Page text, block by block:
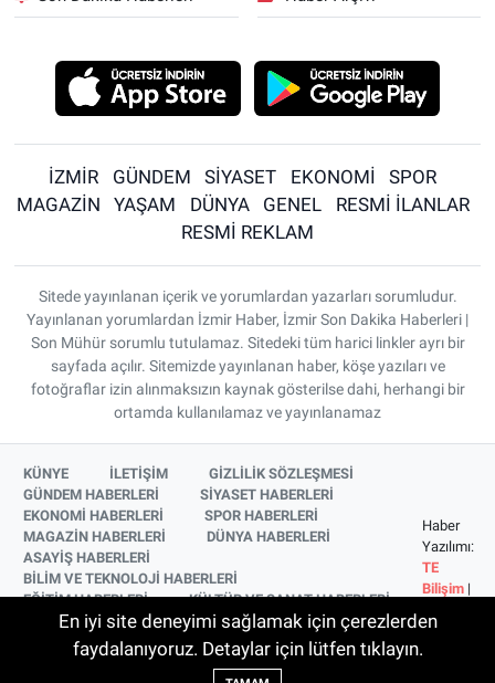
İZMİR GÜNDEM SİYASET EKONOMİ
SPOR
MAGAZİN
YAŞAM DÜNYA GENEL
RESMİ İLANLAR
RESMİ REKLAM
Sitede yayınlanan içerik ve yorumlardan yazarları sorumludur.
Yayınlanan yorumlardan İzmir Haber, İzmir Son Dakika Haberleri |
Son Mühür sorumlu tutulamaz. Sitedeki tüm harici linkler ayrı bir
sayfada açılır. Sitemizde yayınlanan haber, köşe yazıları ve
fotoğraflar izin alınmaksızın kaynak gösterilse dahi, herhangi bir
ortamda kullanılamaz ve yayınlanamaz
KÜNYE İLETİŞİM
GİZLİLİK SÖZLEŞMESİ
GÜNDEM HABERLERİ
SİYASET HABERLERİ
EKONOMİ HABERLERİ
SPOR HABERLERİ
MAGAZİN HABERLERİ
DÜNYA HABERLERİ
ASAYİŞ HABERLERİ
BİLİM VE TEKNOLOJİ HABERLERİ
EĞİTİM HABERLERİ
KÜLTÜR VE SANAT HABERLERİ
SAĞLIK HABERLERİ
YAŞAM HABERLERİ
YEREL HABERLER
İZMİR HABERLERİ
SİNEMA VE TELEVİZYON HABERLERİ
Haber
Yazılımı:
TE
Bilişim |
© 2026
En iyi site deneyimi sağlamak için çerezlerden
faydalanıyoruz. Detaylar için lütfen tıklayın.